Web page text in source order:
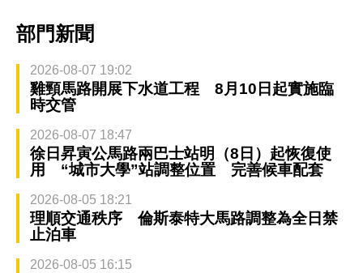
部門新聞
2026-08-07 19:02
雞頸馬路開展下水道工程 8月10日起實施臨
時交管
2026-08-07 18:47
徐日昇寅公馬路兩巴士站明（8日）起恢復使
用 “城市大學”站調整位置 完善候車配套
2026-08-05 18:21
理順交通秩序 倫斯泰特大馬路調整為全日禁
止泊車
2026-08-05 16:15